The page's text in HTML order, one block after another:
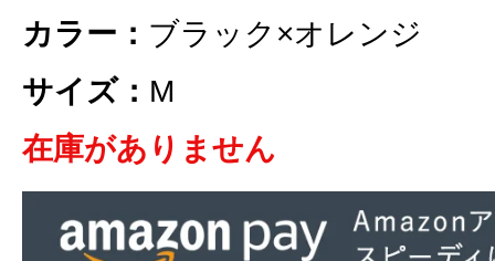
カラー： ブラック×オレンジ
サイズ： M
在庫がありません